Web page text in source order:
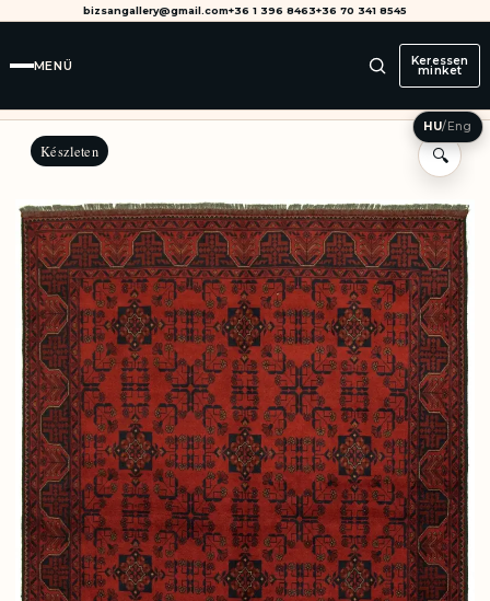
bizsangallery@gmail.com+36 1 396 8463+36 70 341 8545
MENÜ Keressen
minket
HU/Eng
Készleten 🔍